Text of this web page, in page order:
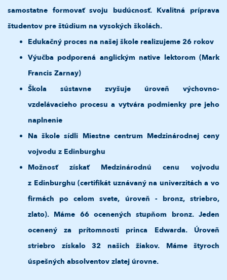
samostatne formovať svoju budúcnosť. Kvalitná príprava
študentov pre štúdium na vysokých školách.
Edukačný proces na našej škole realizujeme 26 rokov
Výučba podporená anglickým native lektorom (Mark
Francis Zarnay)
Škola sústavne zvyšuje úroveň výchovno-
vzdelávacieho procesu a vytvára podmienky pre jeho
naplnenie
Na škole sídli Miestne centrum Medzinárodnej ceny
vojvodu z Edinburghu
Možnosť získať Medzinárodnú cenu vojvodu
z Edinburghu (certifikát uznávaný na univerzitách a vo
firmách po celom svete, úroveň - bronz, striebro,
zlato). Máme 66 ocenených stupňom bronz. Jeden
ocenený za prítomnosti princa Edwarda. Úroveň
striebro získalo 32 našich žiakov. Máme štyroch
úspešných absolventov zlatej úrovne.